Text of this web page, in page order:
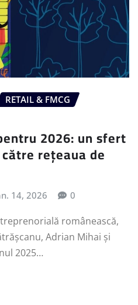
RETAIL & FMCG
2026: un sfert
rețeaua de
14, 2026 0
românească,
Adrian Mihai și
2025…